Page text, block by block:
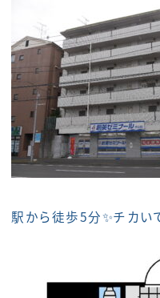
駅から徒歩5分✨チカ